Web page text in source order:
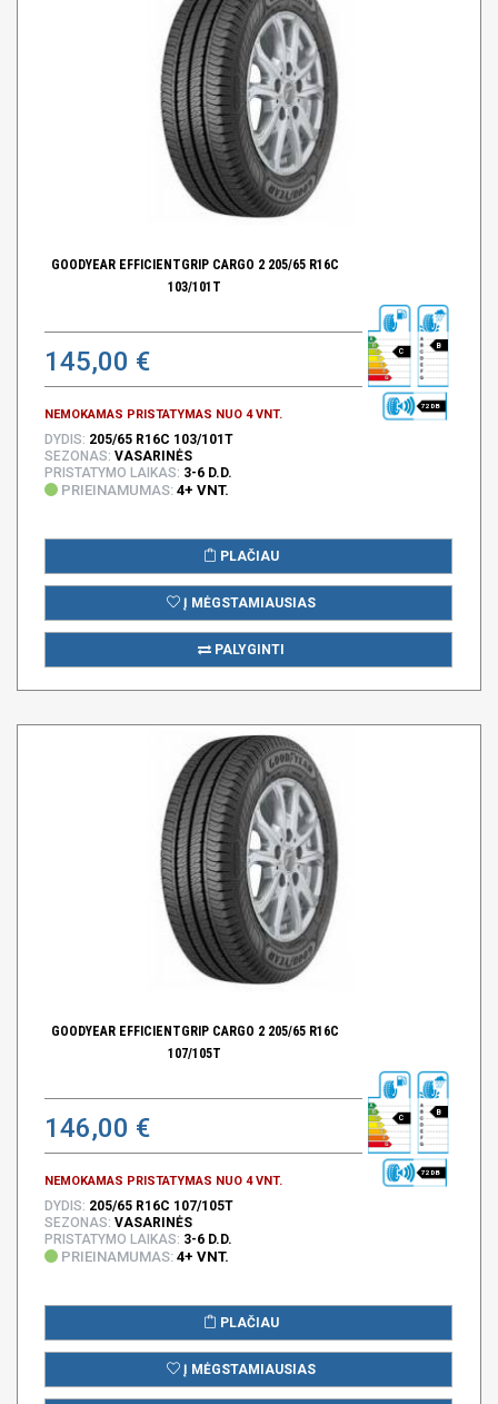
GOODYEAR EFFICIENTGRIP CARGO 2 205/65 R16C
103/101T
145,00 €
NEMOKAMAS PRISTATYMAS NUO 4 VNT.
C
B
72 DB
DYDIS: 205/65 R16C 103/101T
SEZONAS: VASARINĖS
PRISTATYMO LAIKAS: 3-6 D.D.
PRIEINAMUMAS: 4+ VNT.
PLAČIAU
Į MĖGSTAMIAUSIAS
PALYGINTI
GOODYEAR EFFICIENTGRIP CARGO 2 205/65 R16C
107/105T
146,00 €
NEMOKAMAS PRISTATYMAS NUO 4 VNT.
C
B
72 DB
DYDIS: 205/65 R16C 107/105T
SEZONAS: VASARINĖS
PRISTATYMO LAIKAS: 3-6 D.D.
PRIEINAMUMAS: 4+ VNT.
PLAČIAU
Į MĖGSTAMIAUSIAS